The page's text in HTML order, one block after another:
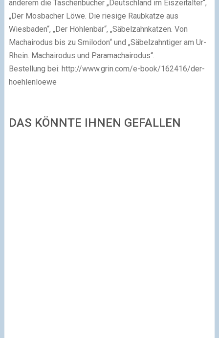
anderem die Taschenbücher „Deutschland im Eiszeitalter“,
„Der Mosbacher Löwe. Die riesige Raubkatze aus
Wiesbaden“, „Der Höhlenbär“, „Säbelzahnkatzen. Von
Machairodus bis zu Smilodon“ und „Säbelzahntiger am Ur-
Rhein. Machairodus und Paramachairodus“.
Bestellung bei: http://www.grin.com/e-book/162416/der-
hoehlenloewe
DAS KÖNNTE IHNEN GEFALLEN